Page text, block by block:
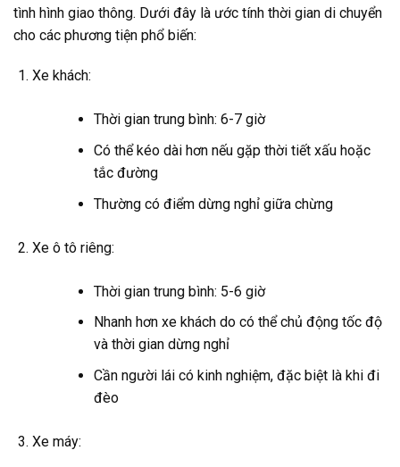
tình hình giao thông. Dưới đây là ước tính thời gian di chuyển
cho các phương tiện phổ biến:
Xe khách:
Thời gian trung bình: 6-7 giờ
Có thể kéo dài hơn nếu gặp thời tiết xấu hoặc
tắc đường
Thường có điểm dừng nghỉ giữa chừng
Xe ô tô riêng:
Thời gian trung bình: 5-6 giờ
Nhanh hơn xe khách do có thể chủ động tốc độ
và thời gian dừng nghỉ
Cần người lái có kinh nghiệm, đặc biệt là khi đi
đèo
Xe máy: